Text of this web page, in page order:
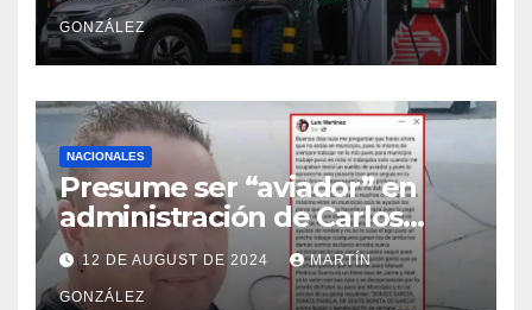
GONZÁLEZ
NACIONALES
Presume ser “aviador” en
administración de Carlos
Guevara; Auditoría abrirá
investigación
12 DE AUGUST DE 2024 MARTÍN
GONZÁLEZ